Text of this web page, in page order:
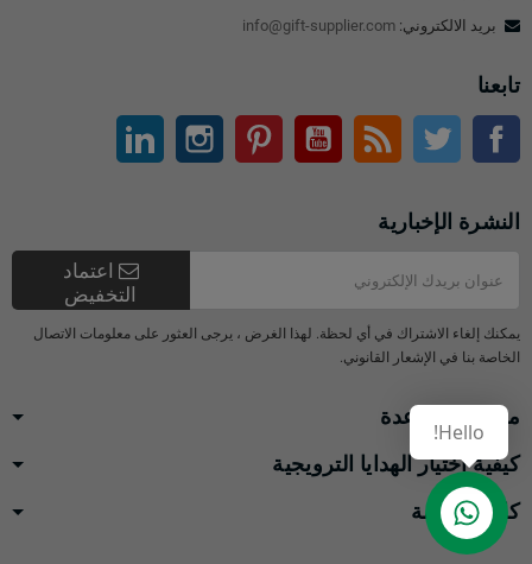
بريد الالكتروني: info@gift-supplier.com
تابعنا
موقع التواصل الاجتماعي الفيسبوك
آر إس إس موقع يوتيوببينتيريست انستغرام
النشرة الإخبارية
اعتماد
التخفيض
يمكنك إلغاء الاشتراك في أي لحظة. لهذا الغرض ، يرجى العثور على معلومات الاتصال
الخاصة بنا في الإشعار القانوني.
مركز المساعدة
كيفية اختيار الهدايا الترويجية
كائن الخدمة
Contact us
Hello!